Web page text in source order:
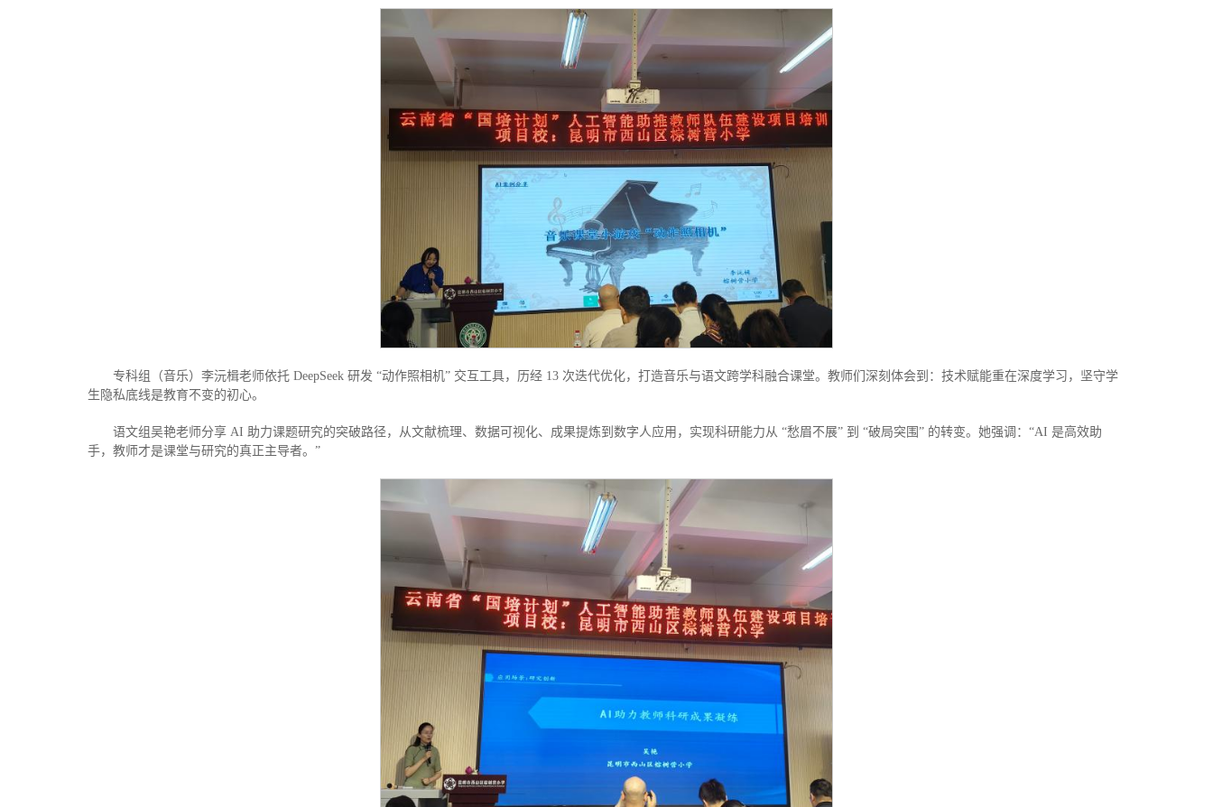
专科组（音乐）李沅楫老师依托 DeepSeek 研发 “动作照相机” 交互工具，历经 13 次迭代优化，打造音乐与语文跨学科融合课堂。教师们深刻体会到：技术赋能重在深度学习，坚守学
生隐私底线是教育不变的初心。
语文组吴艳老师分享 AI 助力课题研究的突破路径，从文献梳理、数据可视化、成果提炼到数字人应用，实现科研能力从 “愁眉不展” 到 “破局突围” 的转变。她强调：“AI 是高效助
手，教师才是课堂与研究的真正主导者。”